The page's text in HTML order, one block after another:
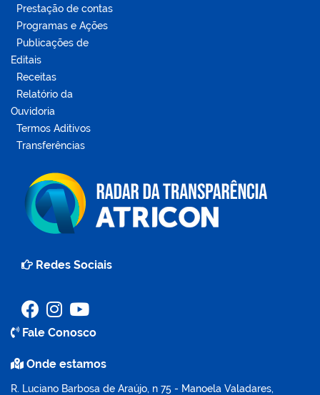
Prestação de contas
Programas e Ações
Publicações de
Editais
Receitas
Relatório da
Ouvidoria
Termos Aditivos
Transferências
Redes Sociais
Fale Conosco
Onde estamos
R. Luciano Barbosa de Araújo, n 75 - Manoela Valadares,